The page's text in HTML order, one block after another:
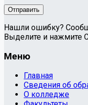
Нашли ошибку?
Выделите и нажмите
Меню
Главная
Сведения об
О колледже